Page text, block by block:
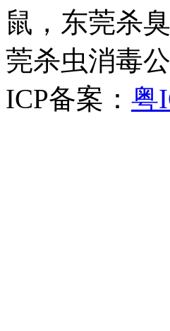
鼠，东莞杀
莞杀虫消毒
ICP备案： 粤